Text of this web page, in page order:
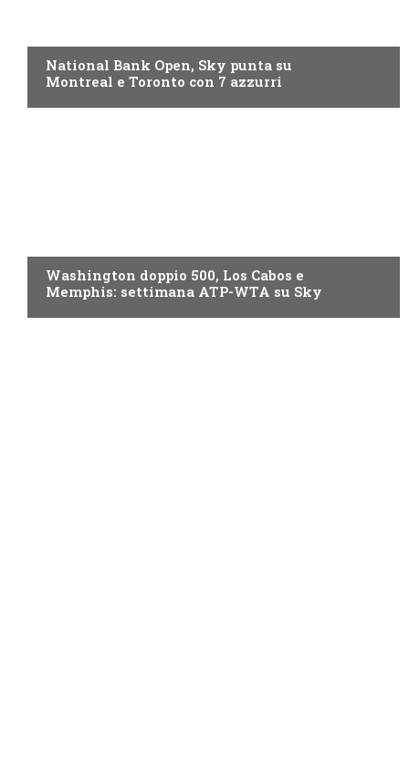
National Bank Open, Sky punta su
Montreal e Toronto con 7 azzurri
Washington doppio 500, Los Cabos e
Memphis: settimana ATP-WTA su Sky